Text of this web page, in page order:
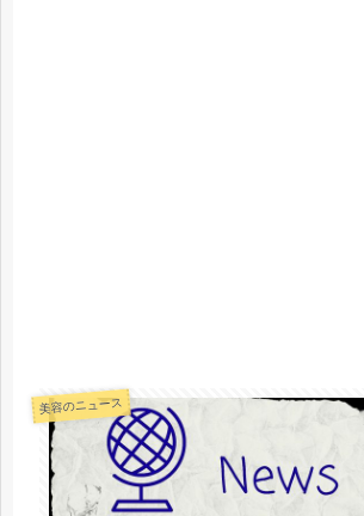
美容のニュース